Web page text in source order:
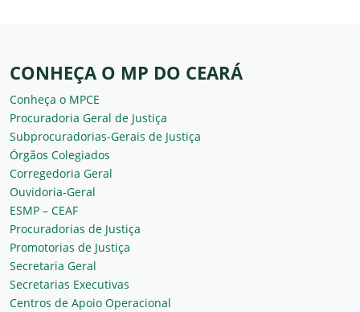
CONHEÇA O MP DO CEARÁ
Conheça o MPCE
Procuradoria Geral de Justiça
Subprocuradorias-Gerais de Justiça
Órgãos Colegiados
Corregedoria Geral
Ouvidoria-Geral
ESMP – CEAF
Procuradorias de Justiça
Promotorias de Justiça
Secretaria Geral
Secretarias Executivas
Centros de Apoio Operacional